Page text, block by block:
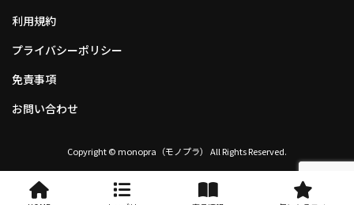
利用規約
プライバシーポリシー
免責事項
お問い合わせ
Copyright © monopra（モノプラ） All Rights Reserved.